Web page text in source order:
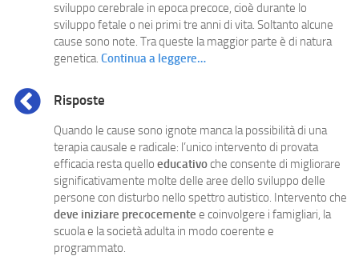
sviluppo cerebrale in epoca precoce, cioè durante lo
sviluppo fetale o nei primi tre anni di vita. Soltanto alcune
cause sono note. Tra queste la maggior parte è di natura
genetica. Continua a leggere…
Risposte
Quando le cause sono ignote manca la possibilità di una
terapia causale e radicale: l’unico intervento di provata
efficacia resta quello educativoche consente di migliorare
significativamente molte delle aree dello sviluppo delle
persone con disturbo nello spettro autistico. Intervento che
deve iniziare precocemente e coinvolgere i famigliari, la
scuola e la società adulta in modo coerente e
programmato.